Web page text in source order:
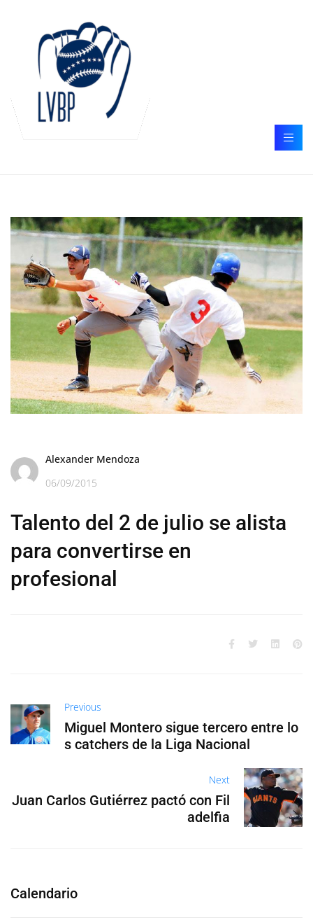
Alexander Mendoza
06/09/2015
Talento del 2 de julio se alista
para convertirse en
profesional
Previous
Miguel Montero sigue tercero entre lo
s catchers de la Liga Nacional
Next
Juan Carlos Gutiérrez pactó con Fil
adelfia
Calendario